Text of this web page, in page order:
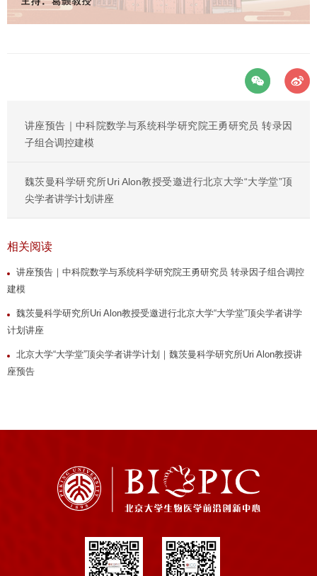
讲座预告｜中科院数学与系统科学研究院王勇研究员 转录因
子组合调控建模
魏茨曼科学研究所Uri Alon教授受邀进行北京大学“大学堂”顶
尖学者讲学计划讲座
相关阅读
讲座预告｜中科院数学与系统科学研究院王勇研究员 转录因子组合调控
建模
魏茨曼科学研究所Uri Alon教授受邀进行北京大学“大学堂”顶尖学者讲学
计划讲座
北京大学“大学堂”顶尖学者讲学计划｜魏茨曼科学研究所Uri Alon教授讲
座预告